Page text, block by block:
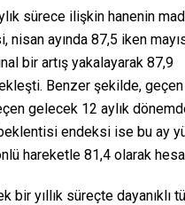
sürece ilişkin hanenin
ayında 87,5 iken
bir artış yakalayarak 87,9
Benzer şekilde, geçen
gelecek 12 aylık
endeksi ise bu ay
hareketle 81,4 olarak
bir yıllık süreçte dayanıklı